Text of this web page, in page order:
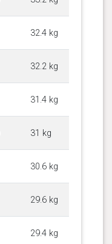
32.4 kg
32.2 kg
31.4 kg
31 kg
30.6 kg
29.6 kg
29.4 kg